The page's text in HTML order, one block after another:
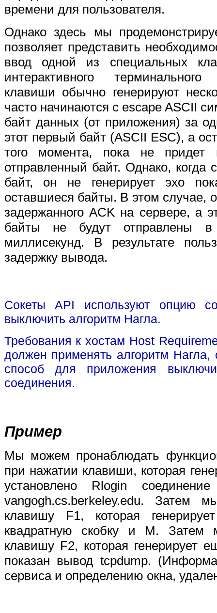
времени для пользователя.
Однако здесь мы
позволяет представить
ввод одной из специальных
интерактивного
клавиши обычно генерируют
часто начинаются с escape ASCII
байт данных (от приложения) за
этот первый байт (ASCII ESC), а
того момента, пока не придет
отправленный байт. Однако, когда
байт, он не генерирует эхо
оставшиеся байты. В этом случае,
задержанного ACK на сервере, а
байты не будут отправлены
миллисекунд. В результате
задержку вывода.
Сокеты API используют опцию
выключить алгоритм Нагла.
Требования к хостам Host
должен применять алгоритм Нагла,
способ для приложения
соединения.
Пример
Мы можем пронаблюдать
при нажатии клавиши, которая
установлено Rlogin
vangogh.cs.berkeley.edu. Затем
клавишу F1, которая
квадратную скобку и M. Затем
клавишу F2, которая генерирует
показан вывод tcpdump.
сервиса и определению окна,